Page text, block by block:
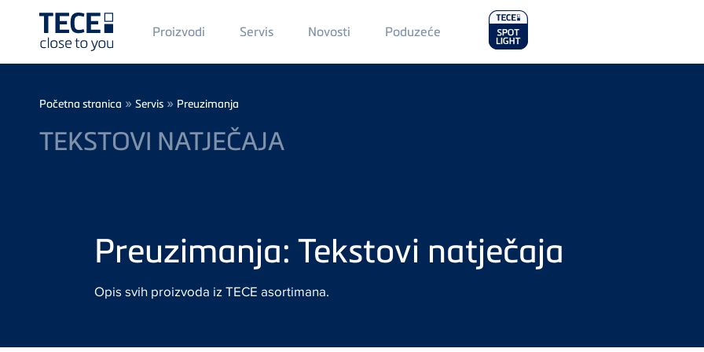
Main
Menü
1
Proizvodi Servis Novosti Main
Menu
2
Poduzeće
Breadcrumb
Početna stranica » Servis » Preuzimanja
TEKSTOVI NATJEČAJA
Preuzimanja: Tekstovi natječaja
Opis svih proizvoda iz TECE asortimana.